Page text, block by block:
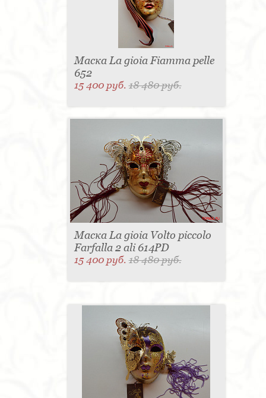
Маска La gioia Fiamma pelle
652
15 400 руб.18 480 руб.
Маска La gioia Volto piccolo
Farfalla 2 ali 614PD
15 400 руб.18 480 руб.